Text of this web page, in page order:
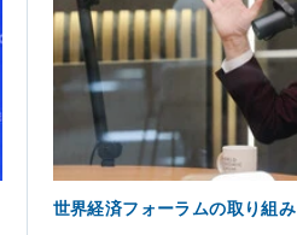
世界経済フォーラムの取り組み